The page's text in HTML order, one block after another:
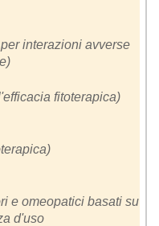
interazioni avverse
fitoterapica)
e omeopatici basati su
d'uso